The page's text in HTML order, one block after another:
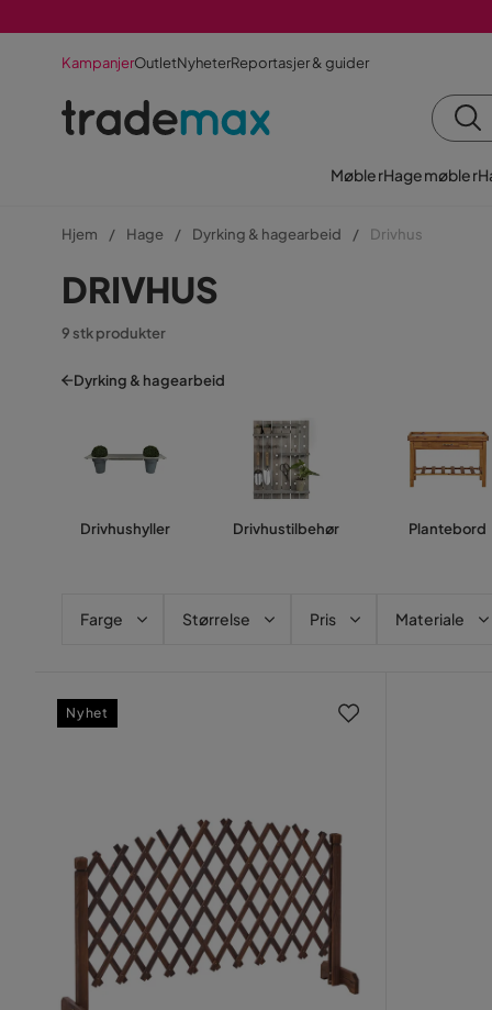
KampanjerOutletNyheterReportasjer & guider
MøblerHagemøbler
Hjem Hage Dyrking & hagearbeid Drivhus
DRIVHUS
9 stk produkter
Dyrking & hagearbeid
Drivhushyller Drivhustilbehør Plantebord
Farge Størrelse Pris Materiale
Nyhet